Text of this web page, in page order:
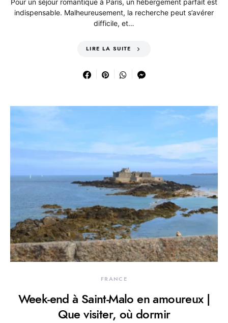
indispensable. Malheureusement, la recherche peut s’avérer
difficile, et…
LIRE LA SUITE
FRANCE
Week-end à Saint-Malo en amoureux |
Que visiter, où dormir